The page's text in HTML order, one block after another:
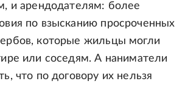
и арендодателям: более
по взысканию просроченных
которые жильцы могли
или соседям. А наниматели
что по договору их нельзя